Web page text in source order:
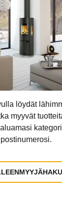
löydät
myyvät